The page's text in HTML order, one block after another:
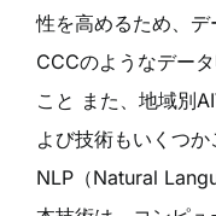
性を高めるため、
CCCのようなデー
こと また、地域別
よび技術もいくつ
NLP（Natural